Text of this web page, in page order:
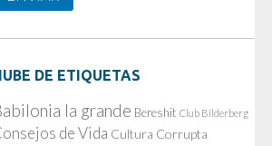
DE ETIQUETAS
la grande Bereshit Club Bilderberg
de Vida Cultura Corrupta